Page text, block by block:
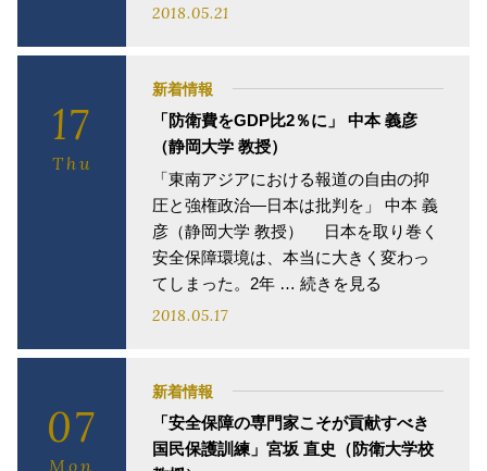
2018.05.21
17
Thu
新着情報
「防衛費をGDP比2％に」 中本 義彦
（静岡大学 教授）
「東南アジアにおける報道の自由の抑
圧と強権政治―日本は批判を」 中本 義
彦（静岡大学 教授） 日本を取り巻く
安全保障環境は、本当に大きく変わっ
てしまった。2年 … 続きを見る
2018.05.17
07
Mon
新着情報
「安全保障の専門家こそが貢献すべき
国民保護訓練」宮坂 直史（防衛大学校